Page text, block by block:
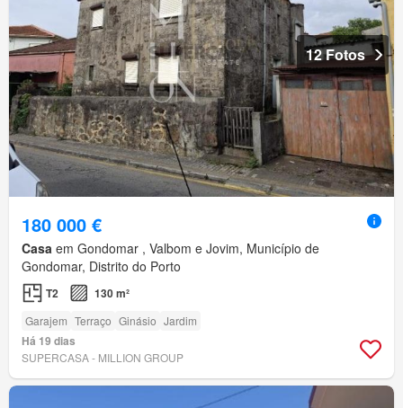
12 Fotos
180 000 €
Casa em Gondomar , Valbom e Jovim, Município de
Gondomar, Distrito do Porto
T2 130 m²
Garajem Terraço Ginásio Jardim
Há 19 dias
SUPERCASA - MILLION GROUP